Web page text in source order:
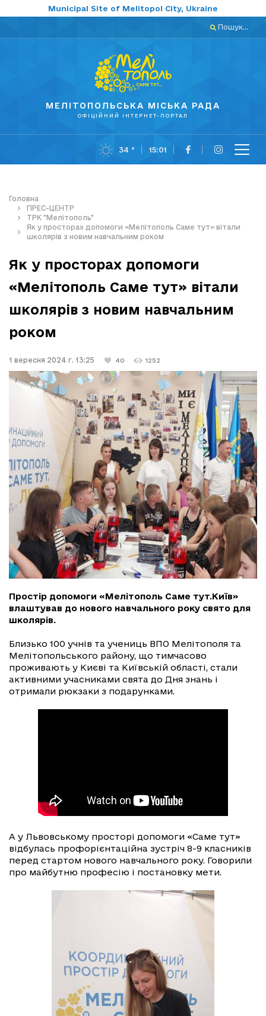
Municipal Site of Melitopol City, Ukraine
Пошук...
МЕЛІТОПОЛЬСЬКА МІСЬКА РАДА
ОФІЦІЙНИЙ ІНТЕРНЕТ-ПОРТАЛ
34 ° 15:01
Головна
ПРЕС-ЦЕНТР
ТРК "Мелітополь"
Як у просторах допомоги «Мелітополь Саме тут» вітали
школярів з новим навчальним роком
Як у просторах допомоги
«Мелітополь Саме тут» вітали
школярів з новим навчальним
роком
1 вересня 2024 г. 13:25 40 1252
Простір допомоги «Мелітополь Саме тут.Київ»
влаштував до нового навчального року свято для
школярів.
Близько 100 учнів та учениць ВПО Мелітополя та
Мелітопольського району, що тимчасово
проживають у Києві та Київській області, стали
активними учасниками свята до Дня знань і
отримали рюкзаки з подарунками.
А у Львовському просторі допомоги «Саме тут»
відбулась профорієнтаційна зустріч 8-9 класників
перед стартом нового навчального року. Говорили
про майбутню професію і постановку мети.